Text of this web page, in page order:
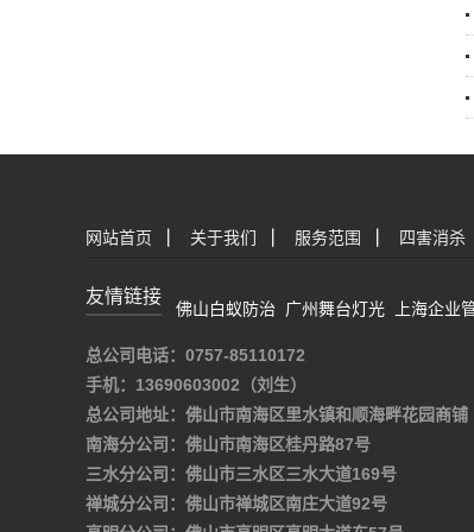
网站首页 关于我们 服务范围 四害消杀
友情链接
佛山白蚁防治 广州舞台灯光 上海企业
总公司电话：0757-85110172
手机：13690603002（刘生）
总公司地址：佛山市南海区里水镇和顺海畔花园商铺
南海分公司：佛山市南海区桂丹路87号
三水分公司：佛山市三水区三水大道169号
禅城分公司：佛山市禅城区南庄大道92号